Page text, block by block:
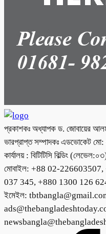
প্রকাশকঃ অধ্যাপক ড. জোবায়ের
ভারপ্রাপ্ত সম্পাদকঃ এডভোকেট মো:
কার্যালয় : বিটিটিসি বিল্ডিং
মোবাইল: +88 02-
037 345, +880 1300 126
ইমেইল: